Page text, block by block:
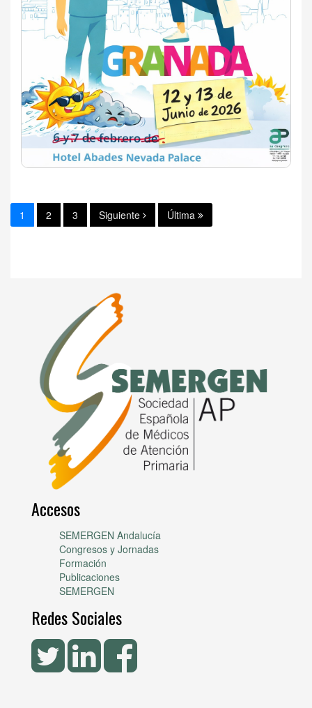
1 2 3 Siguiente Última
Accesos
SEMERGEN Andalucía
Congresos y Jornadas
Formación
Publicaciones
SEMERGEN
Redes Sociales